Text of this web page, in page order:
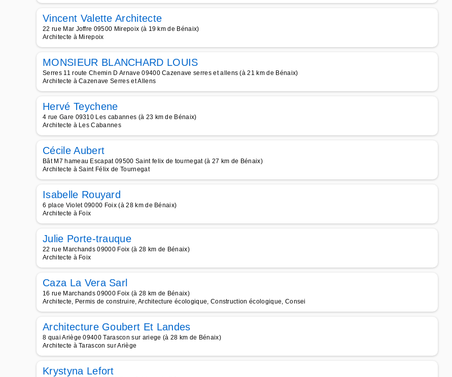
Vincent Valette Architecte
22 rue Mar Joffre 09500 Mirepoix (à 19 km de Bénaix)
Architecte à Mirepoix
MONSIEUR BLANCHARD LOUIS
Serres 11 route Chemin D Arnave 09400 Cazenave serres et allens (à 21 km de Bénaix)
Architecte à Cazenave Serres et Allens
Hervé Teychene
4 rue Gare 09310 Les cabannes (à 23 km de Bénaix)
Architecte à Les Cabannes
Cécile Aubert
Bât M7 hameau Escapat 09500 Saint felix de tournegat (à 27 km de Bénaix)
Architecte à Saint Félix de Tournegat
Isabelle Rouyard
6 place Violet 09000 Foix (à 28 km de Bénaix)
Architecte à Foix
Julie Porte-trauque
22 rue Marchands 09000 Foix (à 28 km de Bénaix)
Architecte à Foix
Caza La Vera Sarl
16 rue Marchands 09000 Foix (à 28 km de Bénaix)
Architecte, Permis de construire, Architecture écologique, Construction écologique, Consei
Architecture Goubert Et Landes
8 quai Ariège 09400 Tarascon sur ariege (à 28 km de Bénaix)
Architecte à Tarascon sur Ariège
Krystyna Lefort